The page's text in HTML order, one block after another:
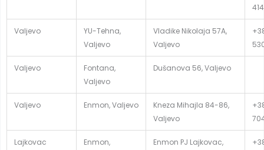
Valjevo
YU-Tehna,
Valjevo
Vladike Nikolaja 57A,
Valjevo
Valjevo
Fontana,
Valjevo
Dušanova 56, Valjevo
Valjevo Enmon, Valjevo
Kneza Mihajla 84-86,
Valjevo
Lajkovac
Enmon,
Enmon PJ Lajkovac,